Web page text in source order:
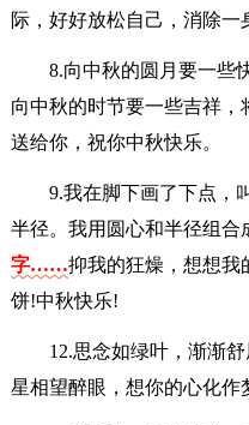
际，好好放松自己，消除一
8.向中秋的圆月要一些
向中秋的时节要一些吉祥
送给你，祝你中秋快乐。
9.我在脚下画了下点，
半径。我用圆心和半径组合
字……抑我的狂燥，想想
饼!中秋快乐!
12.思念如绿叶，渐渐
星相望醉眼，想你的心化作